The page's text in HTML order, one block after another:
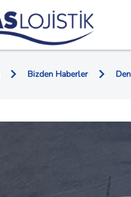
Bizden Haberler